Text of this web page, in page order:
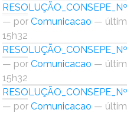
— por Comunicacao —
15h32
— por Comunicacao —
15h32
— por Comunicacao —